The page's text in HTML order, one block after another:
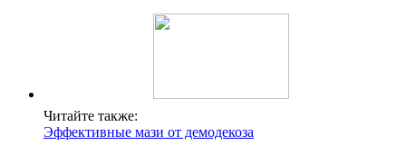
Читайте также:
Эффективные мази от демодекоза